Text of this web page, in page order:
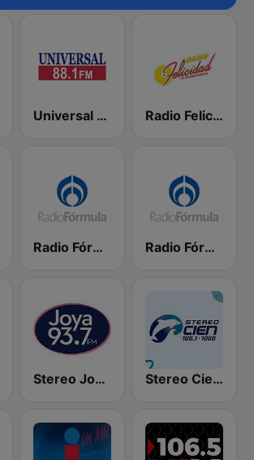
Universal 88.1 FM Radio Felicidad 1180 AM
Radio Fórmula 104.1 FM Radio Fórmula 103.3 FM
Stereo Joya FM Stereo Cien 100.1 FM